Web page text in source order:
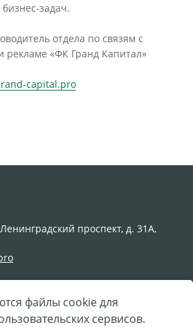
задач.
отдела по связям с
рекламе «ФК Гранд Капитал»
capital.pro
проспект, д. 31А,
файлы cookie для
сервисов.